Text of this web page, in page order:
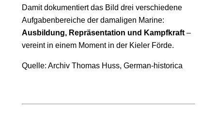
Damit dokumentiert das Bild drei verschiedene
Aufgabenbereiche der damaligen Marine:
Ausbildung, Repräsentation und Kampfkraft–
vereint in einem Moment in der Kieler Förde.
Quelle: Archiv Thomas Huss, German-historica